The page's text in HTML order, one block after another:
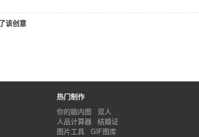
该创意
热门制作
你的脑内图
双人
人品计算器
结婚证
图片工具
GIF图库